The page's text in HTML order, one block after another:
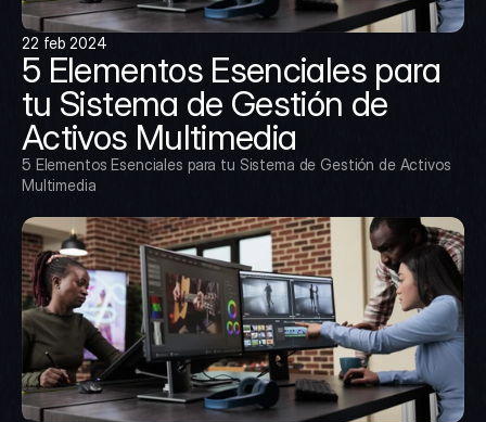
22 feb 2024
5 Elementos Esenciales para
tu Sistema de Gestión de
Activos Multimedia
5 Elementos Esenciales para tu Sistema de Gestión de Activos
Multimedia